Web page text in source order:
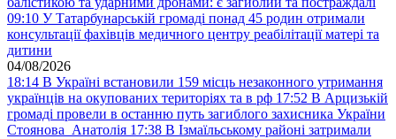
09:10 У Татарбунарській громаді понад 45 родин отримали
консультації фахівців медичного центру реабілітації матері та
дитини
04/08/2026
18:14 В Україні встановили 159 місць незаконного утримання
українців на окупованих територіях та в рф 17:52 В Арцизькій
громаді провели в останню путь загиблого захисника України
Стоянова Анатолія 17:38 В Ізмаїльському районі затримали